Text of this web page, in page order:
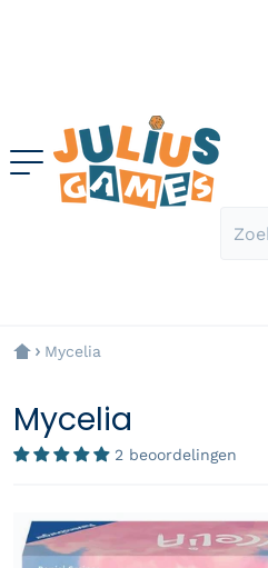
Mycelia
Mycelia
2 beoordelingen